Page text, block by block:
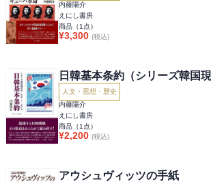
内藤陽介
えにし書房
商品（1 点）
¥3,300 (税込)
日韓基本条約（シリーズ韓国
人文・思想・歴史
内藤陽介
えにし書房
商品（1 点）
¥2,200 (税込)
アウシュヴィッツの手紙